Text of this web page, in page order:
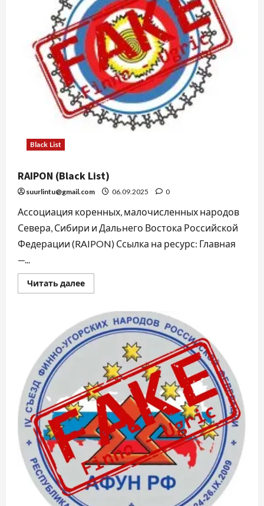
Black List
RAIPON (Black List)
suurlintu@gmail.com 06.09.2025 0
Ассоциация коренных, малочисленных народов
Севера, Сибири и Дальнего Востока Российской
Федерации (RAIPON) Ссылка на ресурс: Главная
—...
Читать далее